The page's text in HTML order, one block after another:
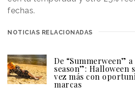
fechas.
NOTICIAS RELACIONADAS
De “Summerween”
season”: Halloween
vez más con
marcas